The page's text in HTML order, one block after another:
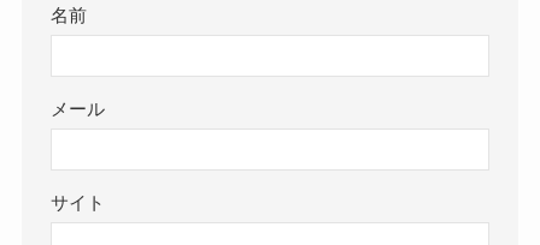
名前
メール
サイト